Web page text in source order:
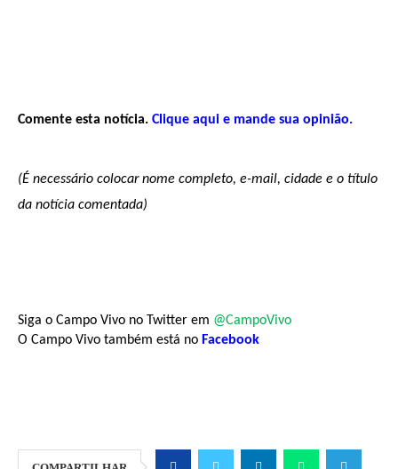
Comente esta notícia. Clique aqui e mande sua opinião.
(É necessário colocar nome completo, e-mail, cidade e o título
da notícia comentada)
Siga o Campo Vivo no Twitter em @CampoVivo
O Campo Vivo também está no Facebook